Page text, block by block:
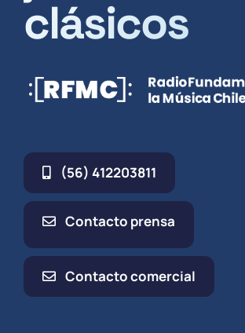
clásicos
(56) 412203811
Contacto prensa
Contacto comercial